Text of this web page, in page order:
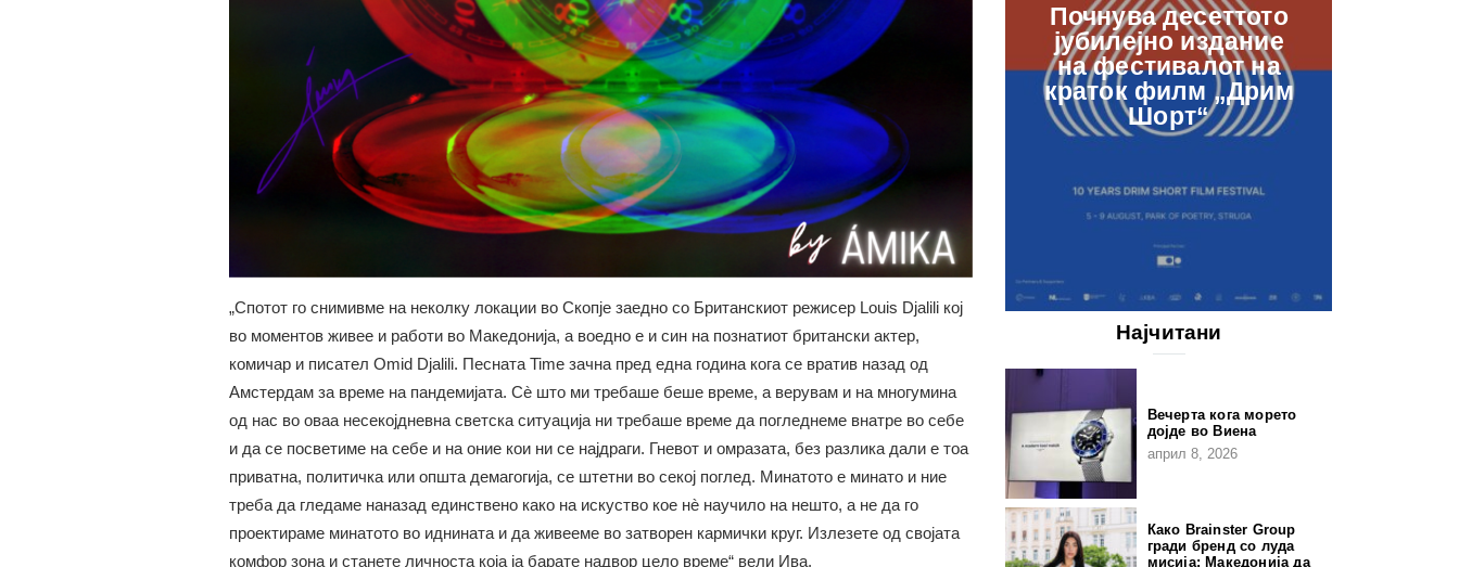
„Спотот го снимивме на неколку локации во Скопје заедно со Британскиот режисер Louis Djalili кој
во моментов живее и работи во Македонија, а воедно е и син на познатиот британски актер,
комичар и писател Omid Djalili. Песната Time зачна пред една година кога се вратив назад од
Амстердам за време на пандемијата. Сè што ми требаше беше време, а верувам и на многумина
од нас во оваа несекојдневна светска ситуација ни требаше време да погледнеме внатре во себе
и да се посветиме на себе и на оние кои ни се најдраги. Гневот и омразата, без разлика дали е тоа
приватна, политичка или општа демагогија, се штетни во секој поглед. Минатото е минато и ние
треба да гледаме наназад единствено како на искуство кое нè научило на нешто, а не да го
проектираме минатото во иднината и да живееме во затворен кармички круг. Излезете од својата
комфор зона и станете личноста која ја барате надвор цело време“ вели Ива.
Почнува десеттото
јубилејно издание
на фестивалот на
краток филм „Дрим
Шорт“
Најчитани
Вечерта кога морето
дојде во Виена
април 8, 2026
Како Brainster Group
гради бренд со луда
мисија: Македонија да